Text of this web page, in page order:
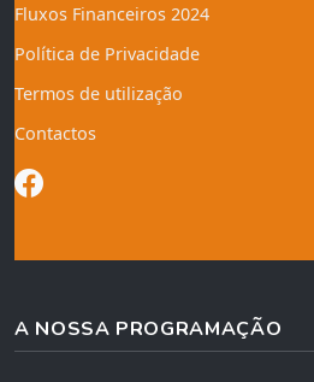
Fluxos Financeiros 2024
Política de Privacidade
Termos de utilização
Contactos
A NOSSA PROGRAMAÇÃO